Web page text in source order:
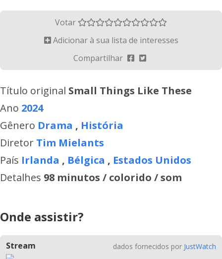
Votar
Adicionar à sua lista de interesses
Compartilhar
Título original Small Things Like These
Ano 2024
Gênero Drama , História
Diretor Tim Mielants
País Irlanda , Bélgica , Estados Unidos
Detalhes 98 minutos / colorido / som
Onde assistir?
Stream dados fornecidos por JustWatch